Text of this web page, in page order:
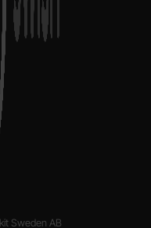
Sweden AB